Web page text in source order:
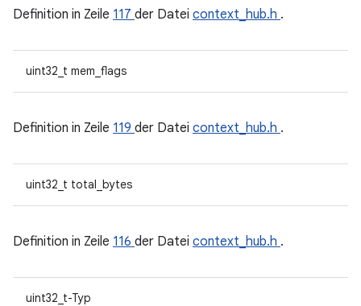
Definition in Zeile 117 der Datei context_hub.h .
uint32_t mem_flags
Definition in Zeile 119 der Datei context_hub.h .
uint32_t total_bytes
Definition in Zeile 116 der Datei context_hub.h .
uint32_t-Typ